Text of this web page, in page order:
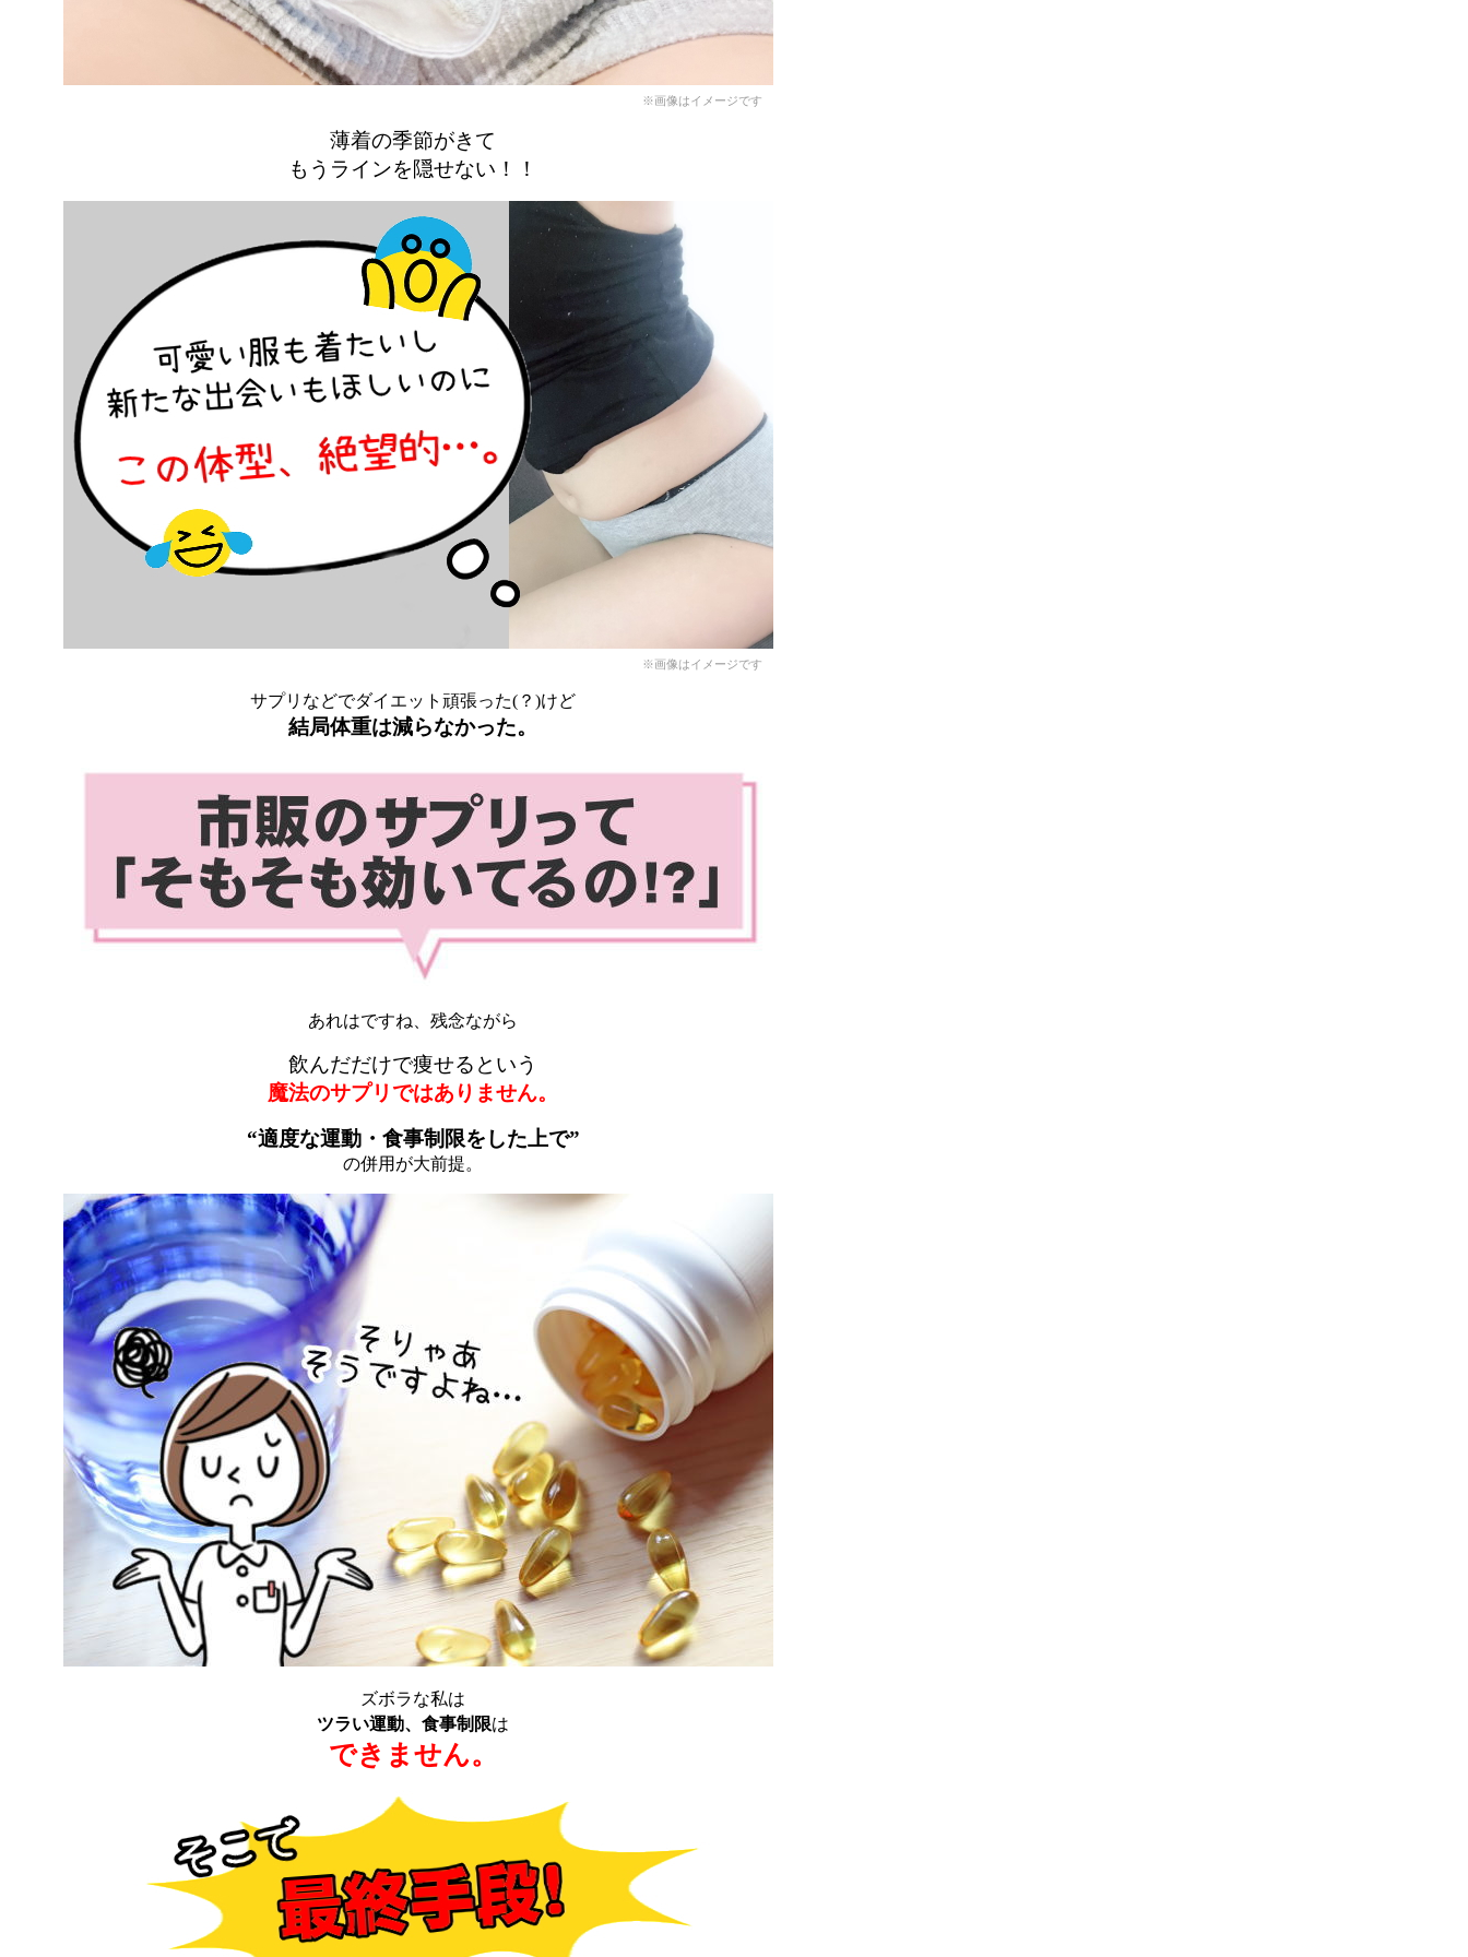
※画像はイメージです
薄着の季節がきて
もうラインを隠せない！！
※画像はイメージです
サプリなどでダイエット頑張った(？)けど
結局体重は減らなかった。
あれはですね、残念ながら
飲んだだけで痩せるという
魔法のサプリではありません。
“適度な運動・食事制限をした上で”
の併用が大前提。
ズボラな私は
ツラい運動、食事制限は
できません。